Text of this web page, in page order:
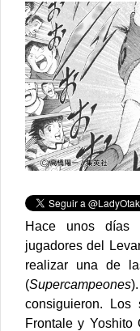
A
LO
CAPTAIN
TSUBASA
Hace unos
jugadores del
realizar una de
(Supercampeones).
consiguieron. Los
Frontale y Yoshito